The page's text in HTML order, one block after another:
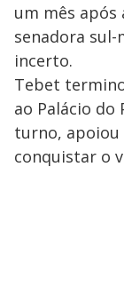
um mês
senadora
incerto.
Tebet
ao Palácio do
turno, apoiou
conquistar o